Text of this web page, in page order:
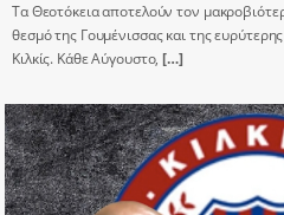
Τα Θεοτόκεια αποτελούν τον
θεσμό της Γουμένισσας και της
Κιλκίς. Κάθε Αύγουστο, […]